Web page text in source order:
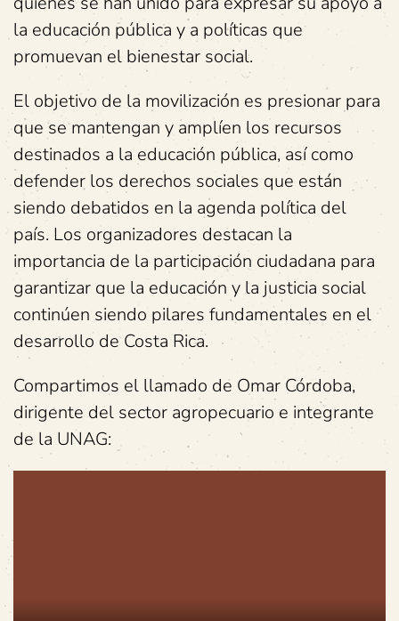
la educación pública y a políticas que
promuevan el bienestar social.
El objetivo de la movilización es presionar para
que se mantengan y amplíen los recursos
destinados a la educación pública, así como
defender los derechos sociales que están
siendo debatidos en la agenda política del
país. Los organizadores destacan la
importancia de la participación ciudadana para
garantizar que la educación y la justicia social
continúen siendo pilares fundamentales en el
desarrollo de Costa Rica.
Compartimos el llamado de Omar Córdoba,
dirigente del sector agropecuario e integrante
de la UNAG: